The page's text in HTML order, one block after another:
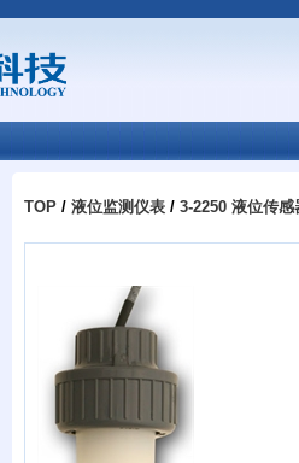
TOP / 液位监测仪表 / 3-2250 液位传感